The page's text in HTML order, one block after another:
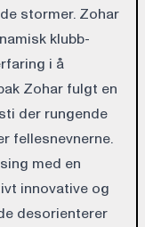
stormer. Zohar
klubb-
i å
Zohar fulgt en
der rungende
fellesnevnerne.
med en
innovative og
desorienterer